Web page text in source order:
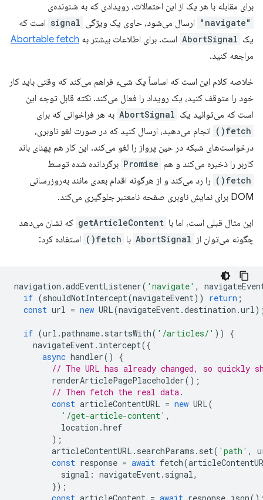
برای مقابله با هر یک از این احتمالات، رویدادی که به شنونده‌ی
"navigate" ارسال می‌شود، حاوی یک ویژگی signal است که
یک AbortSignal است. برای اطلاعات بیشتر به Abortable fetch
مراجعه کنید.
خلاصه کلام این است که اساساً یک شیء فراهم می‌کند که وقتی باید کار
خود را متوقف کنید، یک رویداد را فعال می‌کند. نکته قابل توجه این
است که می‌توانید یک AbortSignal به هر فراخوانی که برای
fetch()
انجام می‌دهید، ارسال کنید که در صورت لغو ناوبری،
درخواست‌های شبکه در حین پرواز را لغو می‌کند. این کار هم پهنای باند
کاربر را ذخیره می‌کند و هم Promise برگردانده شده توسط
fetch()
را رد می‌کند و از هرگونه اقدام بعدی مانند به‌روزرسانی
DOM برای نمایش ناوبری صفحه نامعتبر جلوگیری می‌کند.
این مثال قبلی است، اما با getArticleContent که نشان می‌دهد
چگونه می‌توان از AbortSignal با fetch() استفاده کرد:
navigation .addEventListener( 'navigate' ,
if (shouldNotIntercept(navigateEvent)) return ;
const url = new URL(navigateEvent.destination .url
if (url .pathname. startsWith( '/articles/' ))
{
navigateEvent. intercept({
async handler()
{
// The URL has already changed, so quickly
renderArticlePagePlaceholder();
// Then fetch the real data.
const articleContentURL = new URL(
'/get-article-content' ,
location .href
);
articleContentURL . searchParams . set( 'path' ,
const response = await fetch(
signal : navigateEvent. signal,
});